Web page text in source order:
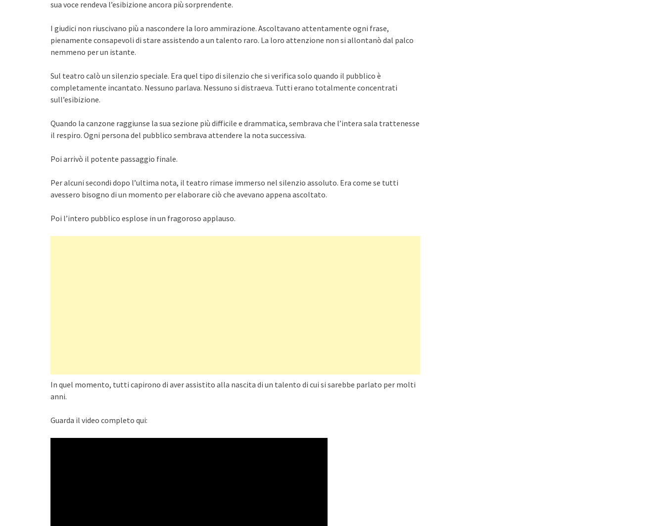
sua voce rendeva l’esibizione ancora più sorprendente.
I giudici non riuscivano più a nascondere la loro ammirazione. Ascoltavano attentamente ogni frase,
pienamente consapevoli di stare assistendo a un talento raro. La loro attenzione non si allontanò dal palco
nemmeno per un istante.
Sul teatro calò un silenzio speciale. Era quel tipo di silenzio che si verifica solo quando il pubblico è
completamente incantato. Nessuno parlava. Nessuno si distraeva. Tutti erano totalmente concentrati
sull’esibizione.
Quando la canzone raggiunse la sua sezione più difficile e drammatica, sembrava che l’intera sala trattenesse
il respiro. Ogni persona del pubblico sembrava attendere la nota successiva.
Poi arrivò il potente passaggio finale.
Per alcuni secondi dopo l’ultima nota, il teatro rimase immerso nel silenzio assoluto. Era come se tutti
avessero bisogno di un momento per elaborare ciò che avevano appena ascoltato.
Poi l’intero pubblico esplose in un fragoroso applauso.
In quel momento, tutti capirono di aver assistito alla nascita di un talento di cui si sarebbe parlato per molti
anni.
Guarda il video completo qui: